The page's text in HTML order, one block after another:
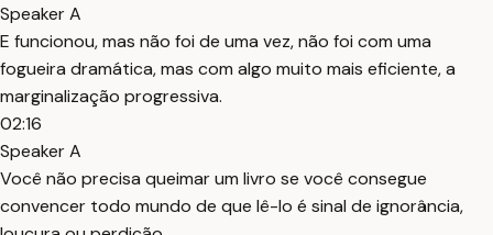
Speaker A
E funcionou, mas não foi de uma vez, não foi com uma
fogueira dramática, mas com algo muito mais eficiente, a
marginalização progressiva.
02:16
Speaker A
Você não precisa queimar um livro se você consegue
convencer todo mundo de que lê-lo é sinal de ignorância,